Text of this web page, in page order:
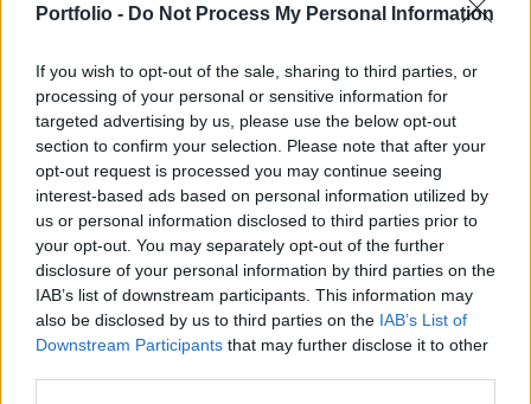
Portfolio - Do Not Process My Personal Information
If you wish to opt-out of the sale, sharing to third parties, or
processing of your personal or sensitive information for
targeted advertising by us, please use the below opt-out
section to confirm your selection. Please note that after your
opt-out request is processed you may continue seeing
interest-based ads based on personal information utilized by
us or personal information disclosed to third parties prior to
your opt-out. You may separately opt-out of the further
disclosure of your personal information by third parties on the
IAB’s list of downstream participants. This information may
also be disclosed by us to third parties on the IAB’s List of
Downstream Participants that may further disclose it to other
banknál működő opciós részvényprogram
keretében, valamint az banknál végrehajtott
ügyfélszámla egyeztetések és rendezések
eredményeképpen a társaság saját
részvényállomány 300 darabbal nőtt, így a bank
saját tulajdonában lévő OTP törzsrészvények
állománya 108,110 darabra változott.
KEDVES OLVASÓNK!